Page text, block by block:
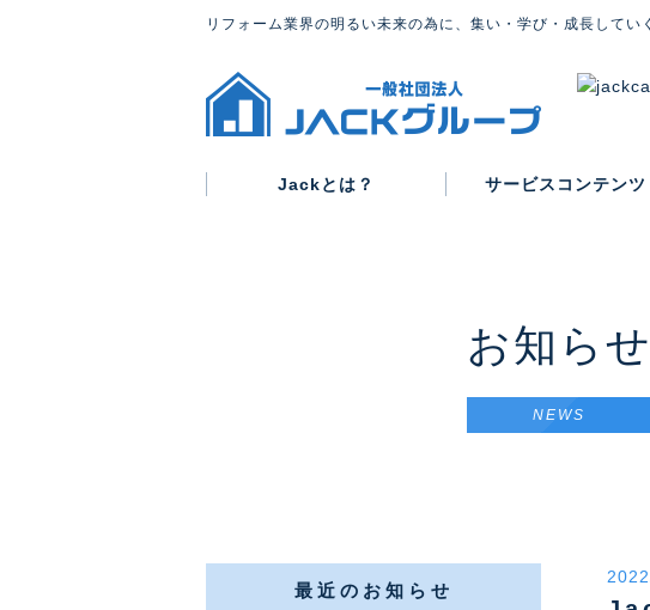
リフォーム業界の明るい未来の為に、集い・学び・成長していく
Jackとは？ サービスコンテンツ
お知らせ
NEWS
最近のお知らせ